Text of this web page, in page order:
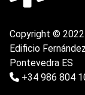
Copyright ©
Edificio
Pontevedra ES
+34 986 804